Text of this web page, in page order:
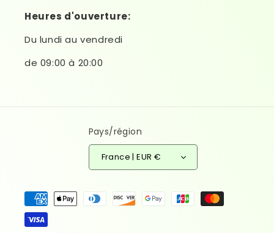
Heures d'ouverture:
Du lundi au vendredi
de 09:00 à 20:00
Pays/région
France | EUR €